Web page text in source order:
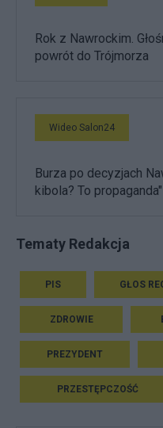
Rok z Nawrockim.
powrót do Trójmorza
Wideo Salon24
Burza po decyzjach
kibola? To propaganda"
Tematy Redakcja
PIS GŁOS
ZDROWIE
PREZYDENT
PRZESTĘPCZOŚĆ